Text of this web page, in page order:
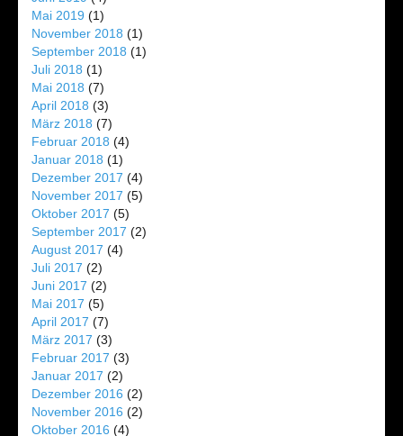
Mai 2019 (1)
November 2018 (1)
September 2018 (1)
Juli 2018 (1)
Mai 2018 (7)
April 2018 (3)
März 2018 (7)
Februar 2018 (4)
Januar 2018 (1)
Dezember 2017 (4)
November 2017 (5)
Oktober 2017 (5)
September 2017 (2)
August 2017 (4)
Juli 2017 (2)
Juni 2017 (2)
Mai 2017 (5)
April 2017 (7)
März 2017 (3)
Februar 2017 (3)
Januar 2017 (2)
Dezember 2016 (2)
November 2016 (2)
Oktober 2016 (4)